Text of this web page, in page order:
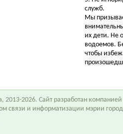
служб.
Мы
их дети. Не
водоемов.
чтобы
2013-2026. Сайт разработан компанией
связи и информатизации мэрии